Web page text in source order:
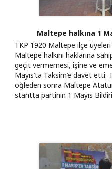
Maltepe halkına 1
TKP 1920 Maltepe ilçe
Maltepe halkını haklarına
geçit vermemesi, işine ve
Mayıs’ta Taksim’e davet
öğleden sonra Maltepe
stantta partinin 1 Mayıs